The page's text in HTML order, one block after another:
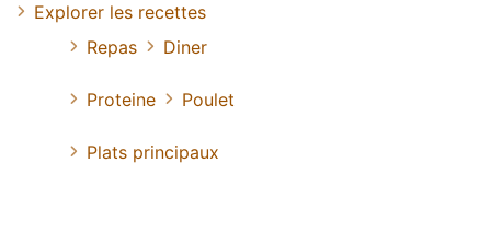
Explorer les recettes
Repas
Diner
Proteine Poulet
Plats principaux